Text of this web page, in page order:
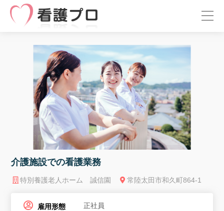
介護施設での看護業務
特別養護老人ホーム 誠信園 常陸太田市和久町864-1
雇用形態 正社員